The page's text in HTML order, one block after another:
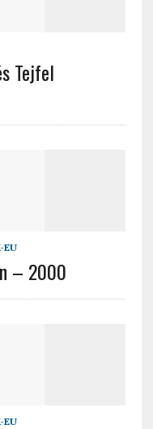
Tejfel
EU
– 2000
EU